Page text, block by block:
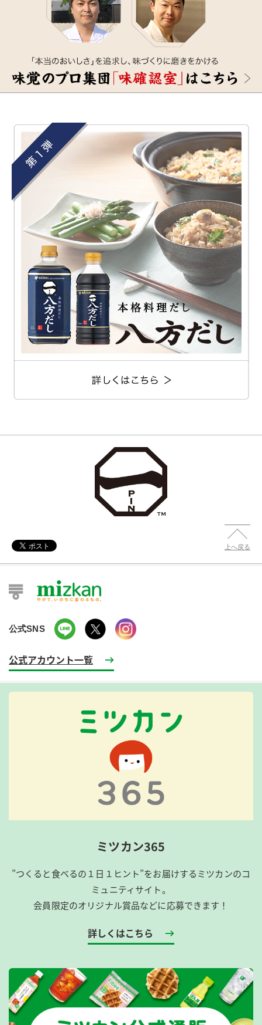
上へ戻る
公式SNS
公式アカウント一覧
ミツカン365
”つくると食べるの１日１ヒント”をお届けするミツカンのコ
ミュニティサイト。
会員限定のオリジナル賞品などに応募できます！
詳しくはこちら